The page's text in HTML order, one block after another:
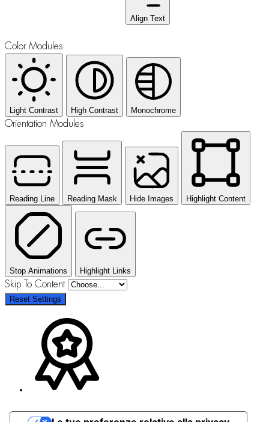
Align Text
Color Modules
Light Contrast High Contrast Monochrome
Orientation Modules
Reading Line Reading Mask Hide Images Highlight Content
Stop Animations Highlight Links
Skip To Content
Reset Settings